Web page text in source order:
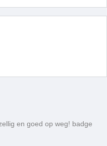
en goed op weg! badge